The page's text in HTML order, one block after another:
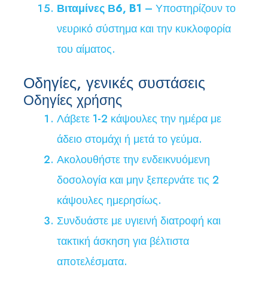
Βιταμίνες Β6, B1 – Υποστηρίζουν το
νευρικό σύστημα και την κυκλοφορία
του αίματος.
Οδηγίες, γενικές συστάσεις
Οδηγίες χρήσης
Λάβετε 1-2 κάψουλες την ημέρα με
άδειο στομάχι ή μετά το γεύμα.
Ακολουθήστε την ενδεικνυόμενη
δοσολογία και μην ξεπερνάτε τις 2
κάψουλες ημερησίως.
Συνδυάστε με υγιεινή διατροφή και
τακτική άσκηση για βέλτιστα
αποτελέσματα.